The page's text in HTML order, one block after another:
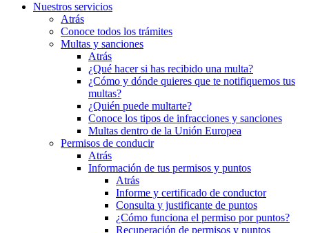
Nuestros servicios
Atrás
Conoce todos los trámites
Multas y sanciones
Atrás
¿Qué hacer si has recibido una multa?
¿Cómo y dónde quieres que te notifiquemos tus
multas?
¿Quién puede multarte?
Conoce los tipos de infracciones y sanciones
Multas dentro de la Unión Europea
Permisos de conducir
Atrás
Información de tus permisos y puntos
Atrás
Informe y certificado de conductor
Consulta y justificante de puntos
¿Cómo funciona el permiso por puntos?
Recuperación de permisos y puntos